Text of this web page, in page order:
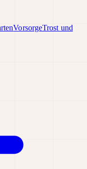
VorsorgeTrost und